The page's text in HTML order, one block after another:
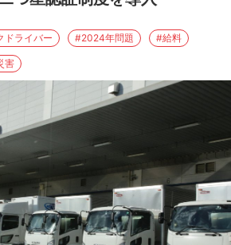
ドライバー #2024年問題 #給料
害